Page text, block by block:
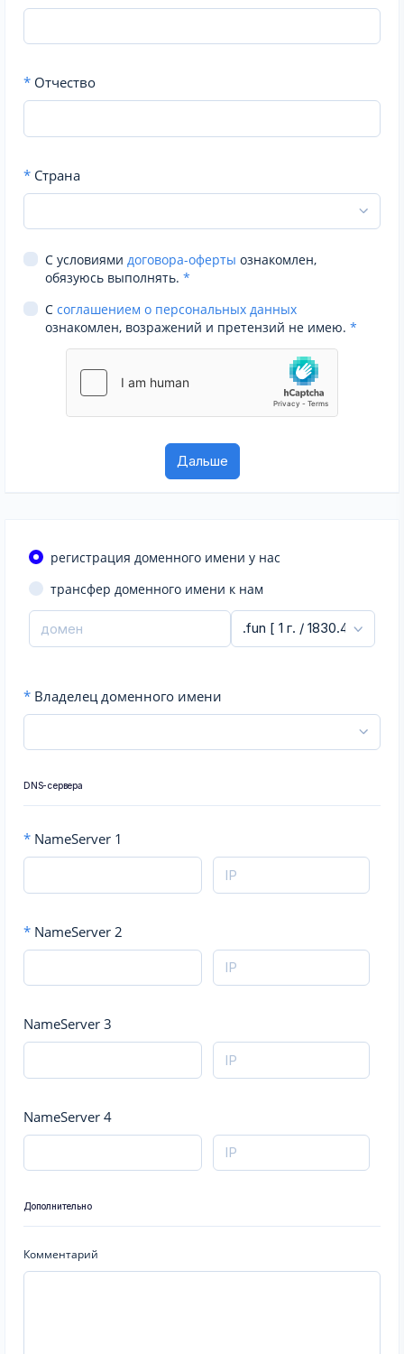
* Отчество
* Страна
С условиями договора-оферты ознакомлен,
обязуюсь выполнять. *
С соглашением о персональных данных
ознакомлен, возражений и претензий не имею. *
регистрация доменного имени у нас
трансфер доменного имени к нам
* Владелец доменного имени
DNS-сервера
* NameServer 1
* NameServer 2
NameServer 3
NameServer 4
Дополнительно
Комментарий